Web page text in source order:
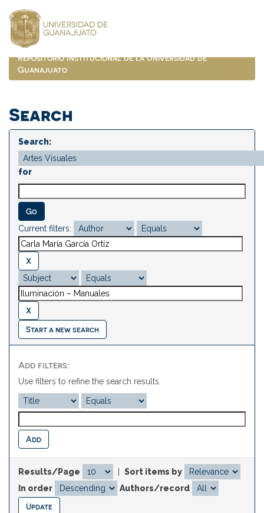
navigation
Repositorio Institucional de la Universidad de
Guanajuato
Search
Search:
for
Current filters:
Start a new search
Add filters:
Use filters to refine the search results.
Results/Page
Sort items by
In order
Authors/record